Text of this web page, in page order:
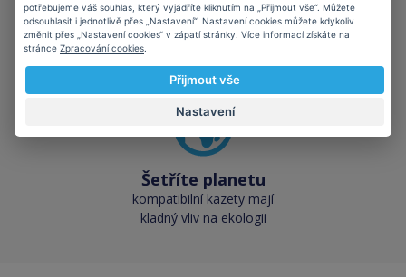
Skladem téměř vše
přes 50 000 skladových
zásob pro okamžitý odběr
Šetříte planetu
kompatibilní kazety mají
kladný vliv na ekologii
potřebujeme váš souhlas, který vyjádříte kliknutím na „Přijmout vše“. Můžete
odsouhlasit i jednotlivě přes „Nastavení“. Nastavení cookies můžete kdykoliv
změnit přes „Nastavení cookies“ v zápatí stránky. Více informací získáte na
stránce Zpracování cookies
Přijmout vše
Nastavení